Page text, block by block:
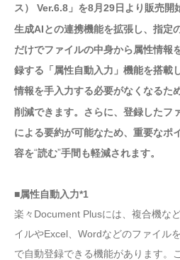
ス） Ver.6.8」を8月29日より販売開
生成AIとの連携機能を拡張し、指定
だけでファイルの中身から属性情報
録する「属性自動入力」機能を搭載
情報を手入力する必要がなくなるた
削減できます。さらに、登録したフ
による要約が可能なため、重要なポ
容を“読む”手間も軽減されます。
■属性自動入力*1
楽々Document Plusには、複合機な
イルやExcel、Wordなどのファイル
で自動登録できる機能があります。